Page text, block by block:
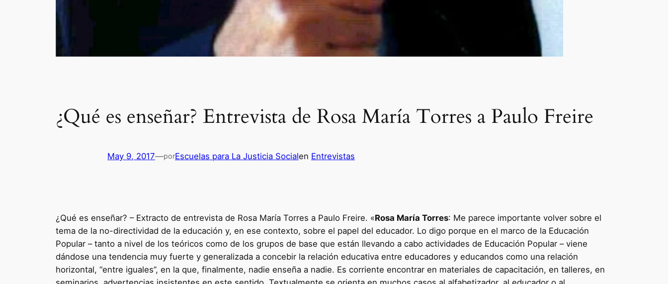
¿Qué es enseñar? Entrevista de Rosa María Torres a Paulo Freire
May 9, 2017—porEscuelas para La Justicia Socialen Entrevistas
¿Qué es enseñar? – Extracto de entrevista de Rosa María Torres a Paulo Freire. «Rosa María Torres: Me parece importante volver sobre el
tema de la no-directividad de la educación y, en ese contexto, sobre el papel del educador. Lo digo porque en el marco de la Educación
Popular – tanto a nivel de los teóricos como de los grupos de base que están llevando a cabo actividades de Educación Popular – viene
dándose una tendencia muy fuerte y generalizada a concebir la relación educativa entre educadores y educandos como una relación
horizontal, “entre iguales”, en la que, finalmente, nadie enseña a nadie. Es corriente encontrar en materiales de capacitación, en talleres, en